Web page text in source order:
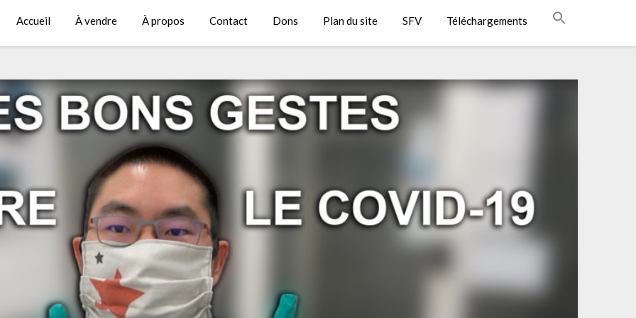
Accueil À vendre À propos Contact Dons Plan du site SFV Téléchargements